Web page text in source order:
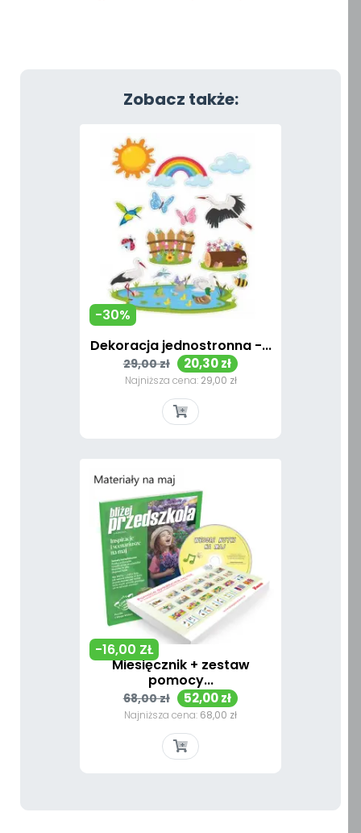
Zobacz także:
Dekoracja jednostronna -...
Cena
podstawowa
29,00 zł Cena
20,30 zł
Najniższa cena: 29,00 zł
-30%
Miesięcznik + zestaw
pomocy...
Cena
podstawowa
68,00 zł Cena
52,00 zł
Najniższa cena: 68,00 zł
-16,00 ZŁ